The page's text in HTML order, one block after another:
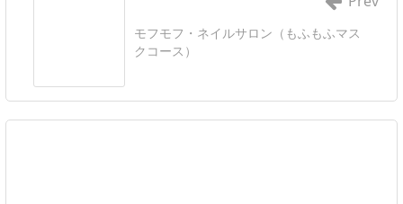
モフモフ・ネイルサロン（もふもふマス
クコース）